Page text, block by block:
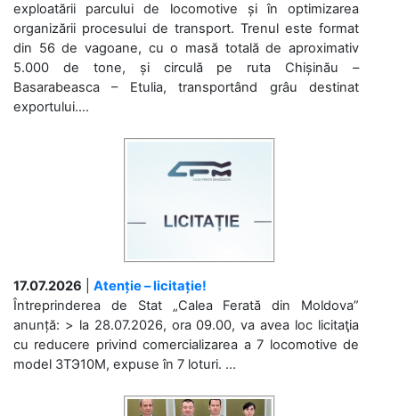
exploatării parcului de locomotive și în optimizarea
organizării procesului de transport. Trenul este format
din 56 de vagoane, cu o masă totală de aproximativ
5.000 de tone, și circulă pe ruta Chișinău –
Basarabeasca – Etulia, transportând grâu destinat
exportului....
17.07.2026
Atenție – licitație!
Întreprinderea de Stat „Calea Ferată din Moldova”
anunță: > la 28.07.2026, ora 09.00, va avea loc licitaţia
cu reducere privind comercializarea a 7 locomotive de
model 3ТЭ10М, expuse în 7 loturi. ...